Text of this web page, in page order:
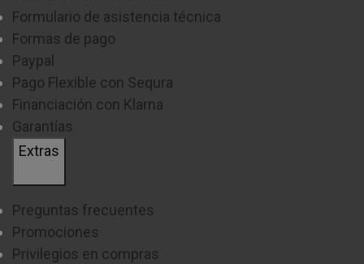
Formulario de asistencia técnica
Formas de pago
Paypal
Pago Flexible con Sequra
Financiación con Klarna
Garantías
Extras
Preguntas frecuentes
Promociones
Privilegios en compras